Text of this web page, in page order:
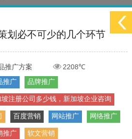
技巧... 更多 >
划必不可少的几个环节
推广方案
2208℃
推广
品牌推广
注册公司多少钱，新加坡企业咨询
百度营销 网站推广 网络推广
推广 软文营销